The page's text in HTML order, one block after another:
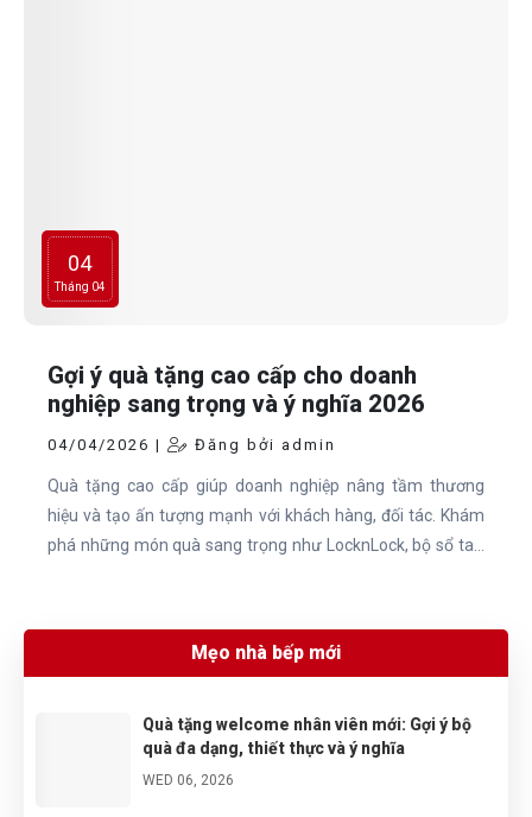
04
Tháng 04
Gợi ý quà tặng cao cấp cho doanh
nghiệp sang trọng và ý nghĩa 2026
04/04/2026 | Đăng bởi admin
Quà tặng cao cấp giúp doanh nghiệp nâng tầm thương
hiệu và tạo ấn tượng mạnh với khách hàng, đối tác. Khám
phá những món quà sang trọng như LocknLock, bộ sổ tay,
Mẹo nhà bếp mới
Quà tặng welcome nhân viên mới: Gợi ý bộ
quà đa dạng, thiết thực và ý nghĩa
WED 06, 2026